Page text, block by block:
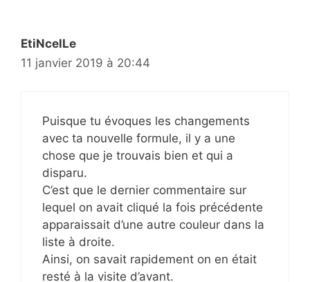
EtiNcelLe
11 janvier 2019 à 20:44
Puisque tu évoques les changements
avec ta nouvelle formule, il y a une
chose que je trouvais bien et qui a
disparu.
C’est que le dernier commentaire sur
lequel on avait cliqué la fois précédente
apparaissait d’une autre couleur dans la
liste à droite.
Ainsi, on savait rapidement on en était
resté à la visite d’avant.